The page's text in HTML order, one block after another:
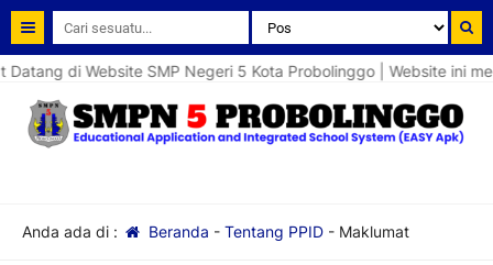
di Website SMP Negeri 5 Kota Probolinggo | Website ini
Anda ada di : Beranda - Tentang PPID- Maklumat